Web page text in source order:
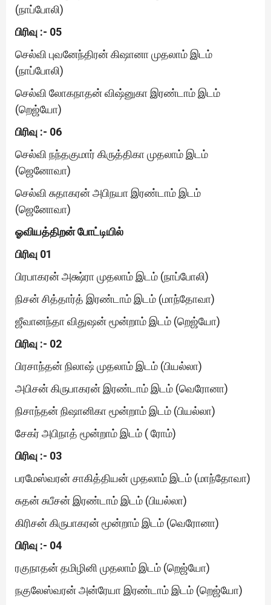
(நாப்போலி)
பிரிவு :- 05
செல்வி புவனேந்திரன் கிஷானா முதலாம் இடம்
(நாப்போலி)
செல்வி லோகநாதன் விஷ்னுகா இரண்டாம் இடம்
(றெஜ்யோ)
பிரிவு :- 06
செல்வி நந்தகுமார் கிருத்திகா முதலாம் இடம்
(ஜெனோவா)
செல்வி சுதாகரன் அபிநயா இரண்டாம் இடம்
(ஜெனோவா)
ஓவியத்திறன் போட்டியில்
பிரிவு 01
பிரபாகரன் அக்ஷ்ரா முதலாம் இடம் (நாப்போலி)
நிசன் சித்தார்த் இரண்டாம் இடம் (மாந்தோவா)
ஜீவானந்தா விதுஷன் மூன்றாம் இடம் (றெஜ்யோ)
பிரிவு :- 02
பிரசாந்தன் நிலாஷ் முதலாம் இடம் (பியல்லா)
அபிசன் கிருபாகரன் இரண்டாம் இடம் (வெரோனா)
நிசாந்தன் நிஷானிகா மூன்றாம் இடம் (பியல்லா)
சேகர் அபிநாத் மூன்றாம் இடம் ( ரோம்)
பிரிவு :- 03
பரமேஸ்வரன் சாகித்தியன் முதலாம் இடம் (மாந்தோவா)
சுதன் சுபீசன் இரண்டாம் இடம் (பியல்லா)
கிரிசன் கிருபாகரன் மூன்றாம் இடம் (வெரோனா)
பிரிவு :- 04
ரகுநாதன் தமிழினி முதலாம் இடம் (றெஜ்யோ)
நகுலேஸ்வரன் அன்ரேயா இரண்டாம் இடம் (றெஜ்யோ)